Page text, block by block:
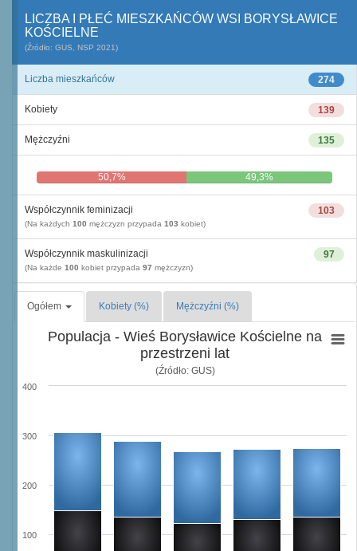
LICZBA I PŁEĆ MIESZKAŃCÓW WSI BORYSŁAWICE
KOŚCIELNE
(Źródło: GUS, NSP 2021)
274
Liczba mieszkańców
139
Kobiety
135
Mężczyźni
50,7% 49,3%
103
Współczynnik feminizacji
(Na każdych 100 mężczyzn przypada 103 kobiet)
97
Współczynnik maskulinizacji
(Na każde 100 kobiet przypada 97 mężczyzn)
Ogółem Kobiety (%) Mężczyźni (%)
Populacja - Wieś Borysławice Kościelne na
przestrzeni lat
(Źródło: GUS)
100
200
300
400